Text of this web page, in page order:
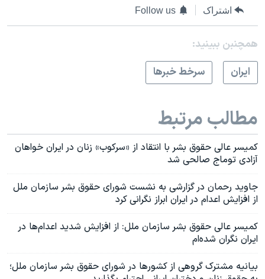
اشتراک Follow us
همچنبن ببینید:
ايران
سرخط خبرها
مطالب مرتبط
کمیسر عالی حقوق بشر با انتقاد از «سرکوب» زنان در ایران خواهان
آزادی توماج صالحی شد
جاوید رحمان در گزارشی به نشست شورای حقوق بشر سازمان ملل
از افزایش اعدام در ایران ابراز نگرانی کرد
کمیسر عالی حقوق بشر سازمان ملل: از افزایش شدید اعدام‌ها در
ایران نگران شده‌ام
بیانیه مشترک گروهی از کشورها در شورای حقوق بشر سازمان ملل؛